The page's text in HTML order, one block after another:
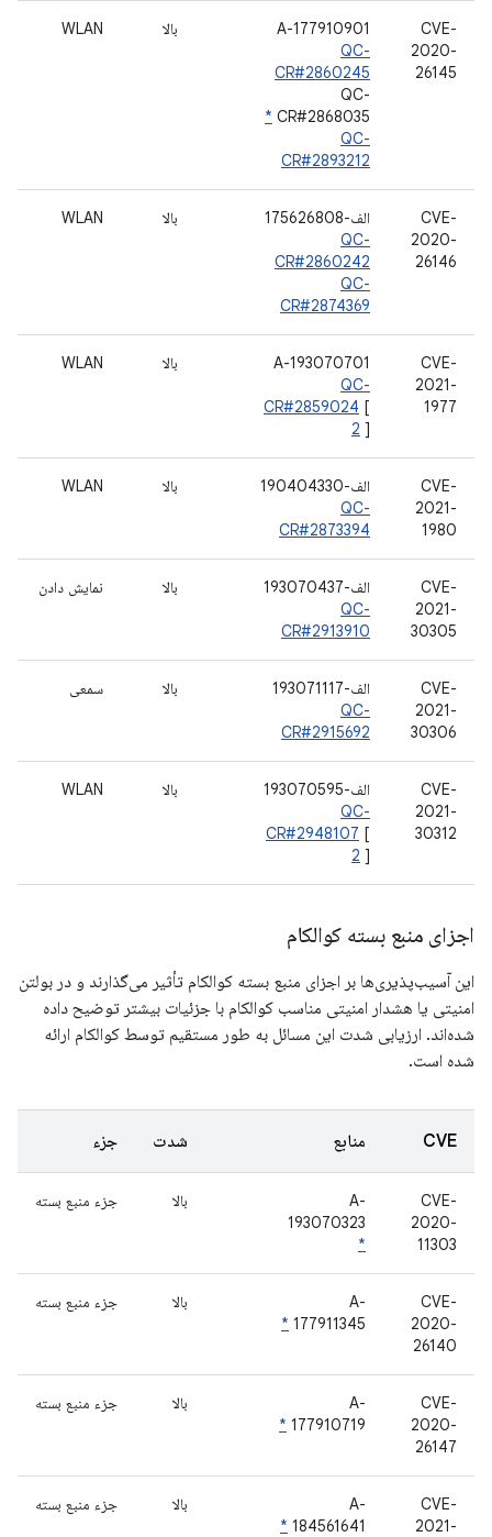
CVE-
2020-
26145
A-177910901
QC-
CR#2860245
QC-
CR#2868035
*
QC-
CR#2893212
بالا WLAN
CVE-
2020-
26146
الف-175626808
QC-
CR#2860242
QC-
CR#2874369
بالا WLAN
CVE-
2021-
1977
A-193070701
QC-
CR#2859024 [
2 ]
بالا WLAN
CVE-
2021-
1980
الف-190404330
QC-
CR#2873394
بالا WLAN
CVE-
2021-
30305
الف-193070437
QC-
CR#2913910
بالا نمایش دادن
CVE-
2021-
30306
الف-193071117
QC-
CR#2915692
بالا سمعی
CVE-
2021-
30312
الف-193070595
QC-
CR#2948107 [
2 ]
بالا WLAN
اجزای منبع بسته کوالکام
این آسیب‌پذیری‌ها بر اجزای منبع بسته کوالکام تأثیر می‌گذارند و در بولتن
امنیتی یا هشدار امنیتی مناسب کوالکام با جزئیات بیشتر توضیح داده
شده‌اند. ارزیابی شدت این مسائل به طور مستقیم توسط کوالکام ارائه
شده است.
CVE منابع شدت جزء
CVE-
2020-
11303
A-
193070323
*
بالا جزء منبع بسته
CVE-
2020-
26140
A-
177911345
*
بالا جزء منبع بسته
CVE-
2020-
26147
A-
177910719
*
بالا جزء منبع بسته
CVE-
2021-
A-
184561641
*
بالا جزء منبع بسته